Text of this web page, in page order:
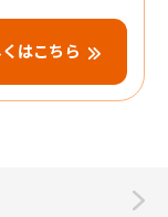
はこちら